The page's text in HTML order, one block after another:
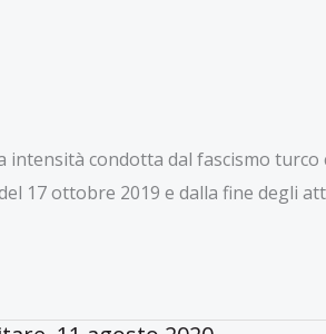
intensità condotta dal fascismo
17 ottobre 2019 e dalla fine degli